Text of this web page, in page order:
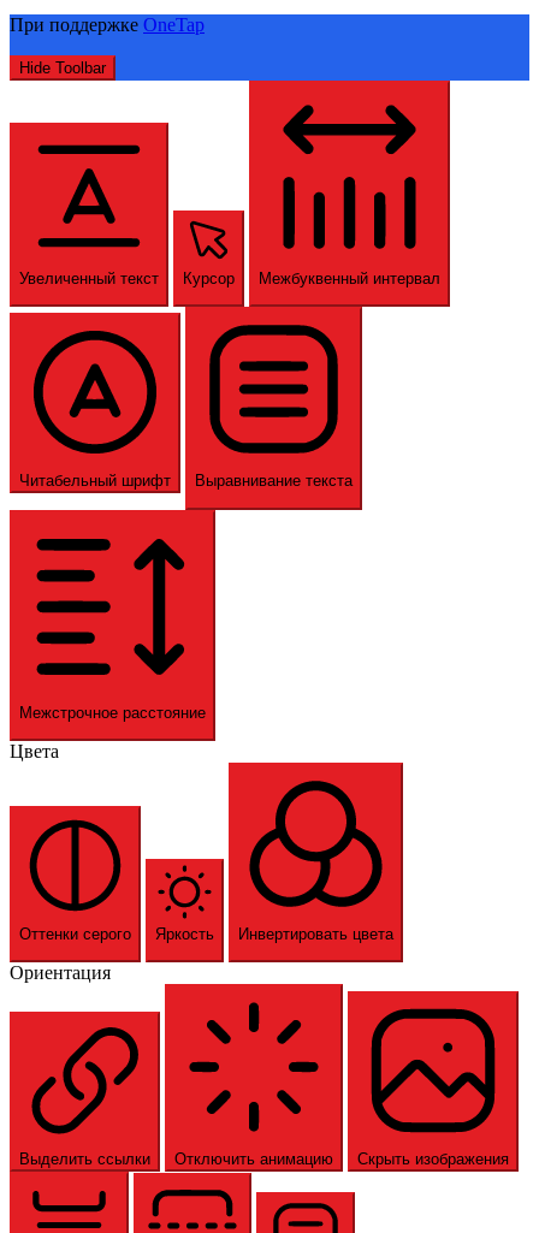
При поддержке OneTap
Hide Toolbar
Увеличенный текст Курсор Межбуквенный интервал
Читабельный шрифт Выравнивание текста
Межстрочное расстояние
Цвета
Оттенки серого Яркость Инвертировать цвета
Ориентация
Выделить ссылки Отключить анимацию Скрыть изображения